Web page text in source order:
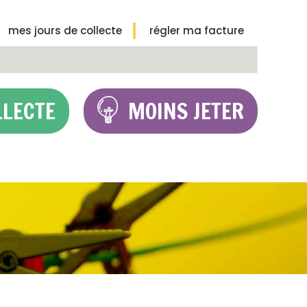
mes jours de collecte régler ma facture
MOINS JETER